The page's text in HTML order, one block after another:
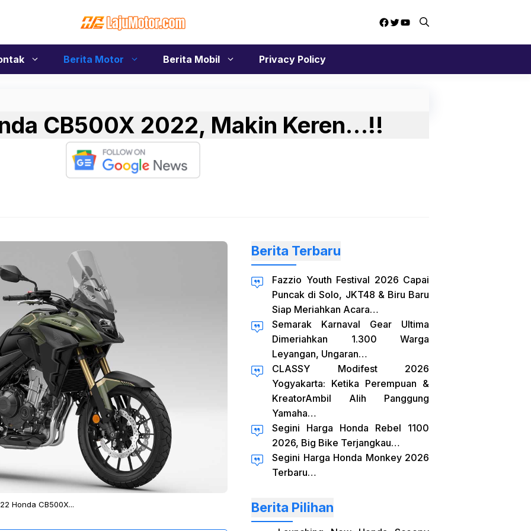
Facebook
Twitter
YouTube
Berita Motor Berita Mobil Privacy Policy
CB500X 2022, Makin Keren…!!
Honda CB500X...
Berita Terbaru
Fazzio Youth Festival 2026 Capai
Puncak di Solo, JKT48 & Biru Baru
Siap Meriahkan Acara…
Semarak Karnaval Gear Ultima
Dimeriahkan 1.300 Warga
Leyangan, Ungaran…
CLASSY Modifest 2026
Yogyakarta: Ketika Perempuan &
KreatorAmbil Alih Panggung
Yamaha…
Segini Harga Honda Rebel 1100
2026, Big Bike Terjangkau…
Segini Harga Honda Monkey 2026
Terbaru…
Berita Pilihan